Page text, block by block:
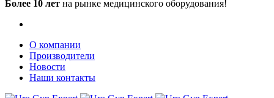
Более 10 лет на рынке медицинского оборудования!
О компании
Производители
Новости
Наши контакты